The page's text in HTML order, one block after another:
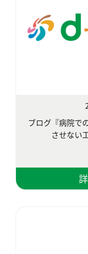
ブログ『病院で
させない